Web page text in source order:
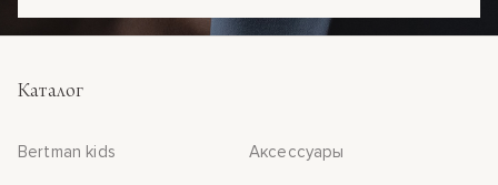
Каталог
Bertman kids Аксессуары